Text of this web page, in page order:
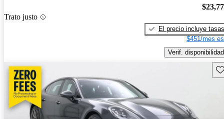
Trato justo
El precio incluye tasas
$451/mes
Verif. disponibilidad